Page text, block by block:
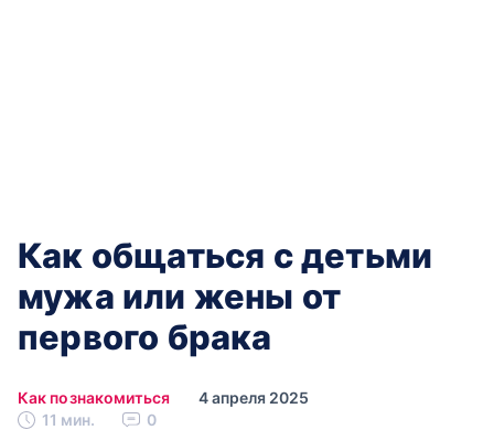
Как общаться с детьми
мужа или жены от
первого брака
Как познакомиться
4 апреля 2025
11 мин.
0